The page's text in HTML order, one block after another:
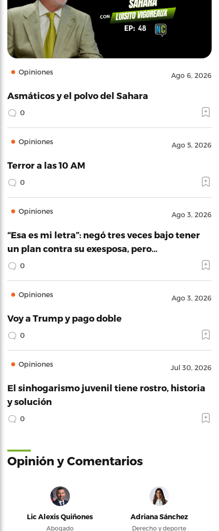
Opiniones Ago 6, 2026
Asmáticos y el polvo del Sahara
0
Opiniones Ago 5, 2026
Terror a las 10 AM
0
Opiniones Ago 3, 2026
“Esa es mi letra”: negó tres veces bajo tener
un plan contra su exesposa, pero…
0
Opiniones Ago 3, 2026
Voy a Trump y pago doble
0
Opiniones Jul 30, 2026
El sinhogarismo juvenil tiene rostro, historia
y solución
0
Opinión y Comentarios
Lic Alexis Quiñones
Abogado
Adriana Sánchez
Derecho y deporte